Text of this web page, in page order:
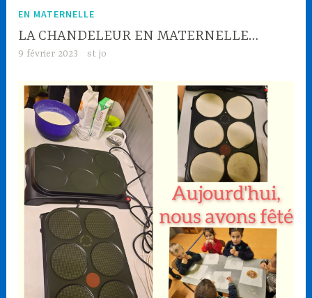
EN MATERNELLE
LA CHANDELEUR EN MATERNELLE…
9 février 2023 st jo